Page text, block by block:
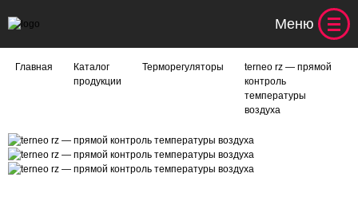
Меню
Главная
Каталог
продукции
Терморегуляторы
terneo rz — прямой
контроль
температуры
воздуха